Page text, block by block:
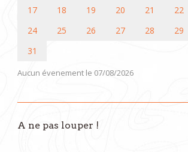
17
18 19 20 21 22
24
25 26 27 28 29
31
Aucun évenement le 07/08/2026
A ne pas louper !